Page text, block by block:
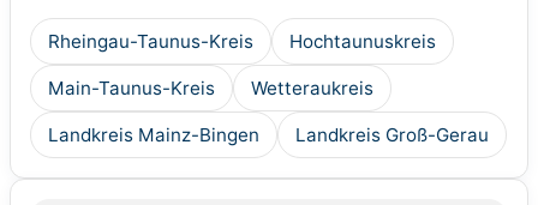
Rheingau-Taunus-Kreis Hochtaunuskreis
Main-Taunus-Kreis Wetteraukreis
Landkreis Mainz-Bingen Landkreis Groß-Gerau